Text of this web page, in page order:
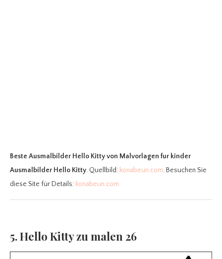
Beste Ausmalbilder Hello Kittyvon Malvorlagen fur kinder
Ausmalbilder Hello Kitty. Quellbild: konabeun.com. Besuchen Sie
diese Site für Details: konabeun.com
5. Hello Kitty zu malen 26